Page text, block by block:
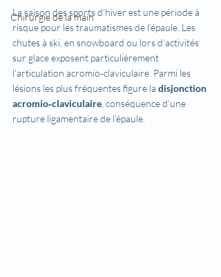
Chirurgie de la main
La saison des sports d’hiver est une période à
risque pour les traumatismes de l’épaule. Les
chutes à ski, en snowboard ou lors d’activités
sur glace exposent particulièrement
l’articulation acromio‑claviculaire. Parmi les
lésions les plus fréquentes figure la disjonction
acromio‑claviculaire , conséquence d’une
rupture ligamentaire de l’épaule.